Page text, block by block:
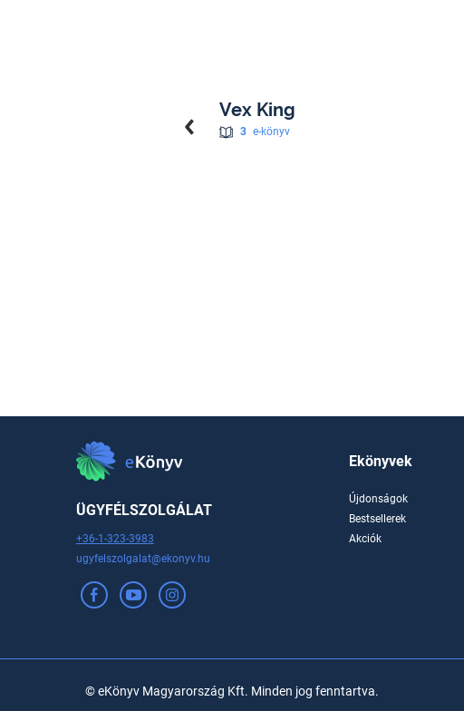
Vex King
3 e-könyv
ÜGYFÉLSZOLGÁLAT
+36-1-323-3983
ugyfelszolgalat@ekonyv.hu
Ekönyvek
Újdonságok
Bestsellerek
Akciók
© eKönyv Magyarország Kft. Minden jog fenntartva.